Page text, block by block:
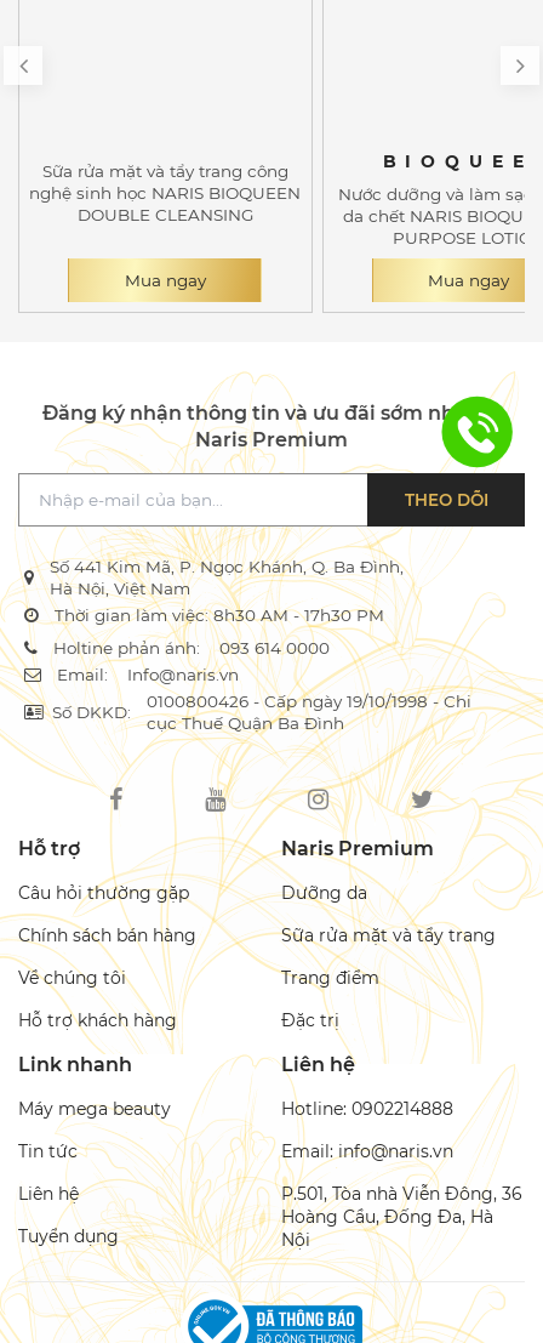
Sữa rửa mặt và tẩy trang công
nghệ sinh học NARIS BIOQUEEN
DOUBLE CLEANSING
Mua ngay
Nước dưỡng và làm
da chết NARIS
PURPOSE
Mua ngay
Đăng ký nhận thông tin và ưu đãi sớm nhất từ
Naris Premium
THEO DÕI
Số 441 Kim Mã, P. Ngọc Khánh, Q. Ba Đình,
Hà Nội, Việt Nam
Thời gian làm việc: 8h30 AM - 17h30 PM
Holtine phản ánh:
093 614 0000
Email:
Info@naris.vn
Số DKKD:
0100800426 - Cấp ngày 19/10/1998 - Chi
cục Thuế Quận Ba Đình
Hỗ trợ
Câu hỏi thường gặp
Chính sách bán hàng
Về chúng tôi
Hỗ trợ khách hàng
Naris Premium
Dưỡng da
Sữa rửa mặt và tẩy trang
Trang điểm
Đặc trị
Link nhanh
Máy mega beauty
Tin tức
Liên hệ
Tuyển dụng
Liên hệ
Hotline: 0902214888
Email: info@naris.vn
P.501, Tòa nhà Viễn Đông, 36
Hoàng Cầu, Đống Đa, Hà
Nội